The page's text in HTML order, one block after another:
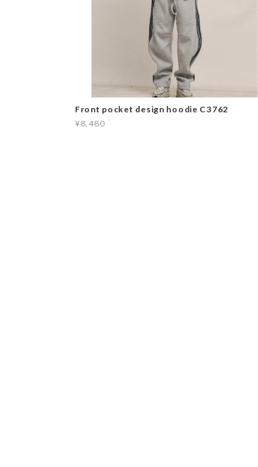
Front pocket design hoodie C3762
¥8,480